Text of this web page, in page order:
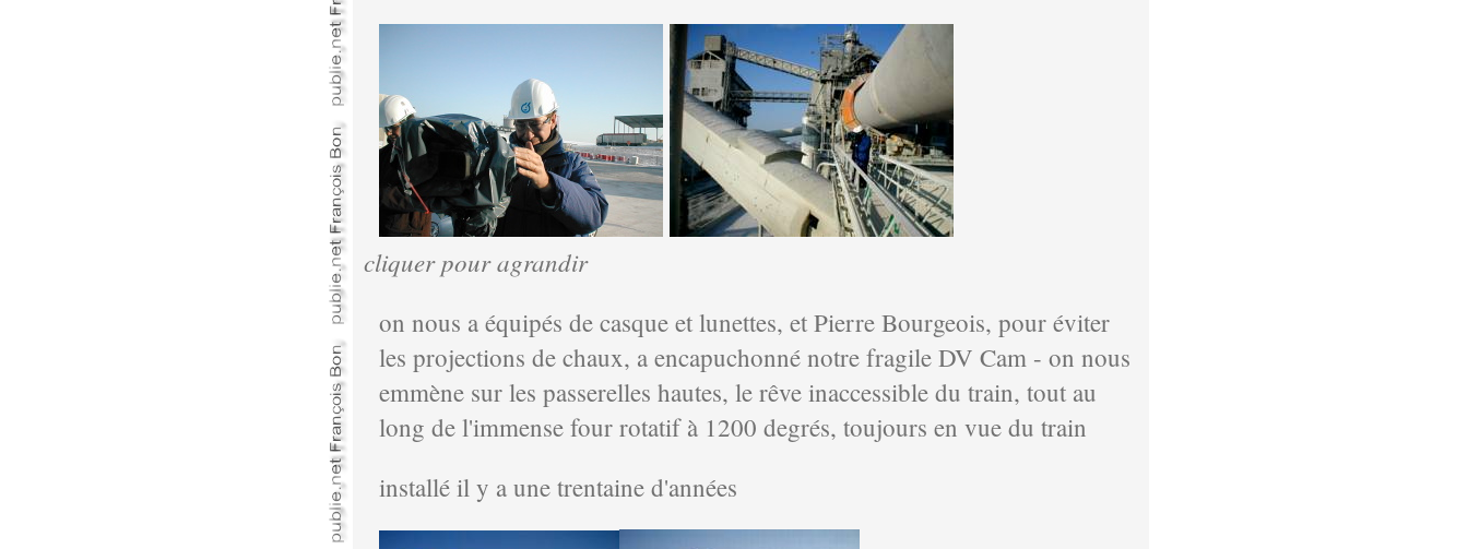
cliquer pour agrandir
on nous a équipés de casque et lunettes, et Pierre Bourgeois, pour éviter
les projections de chaux, a encapuchonné notre fragile DV Cam - on nous
emmène sur les passerelles hautes, le rêve inaccessible du train, tout au
long de l'immense four rotatif à 1200 degrés, toujours en vue du train
installé il y a une trentaine d'années